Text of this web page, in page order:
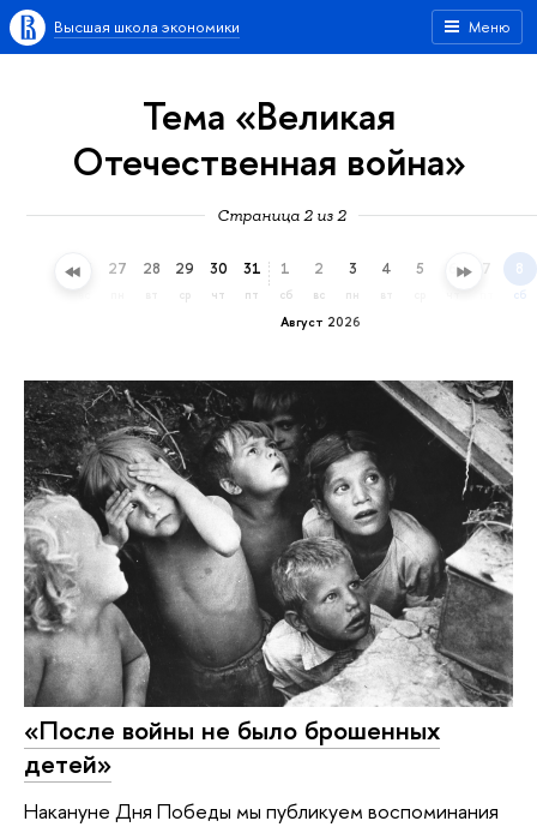
Меню
Высшая школа экономики
Тема «Великая
Отечественная война»
Страница 2 из 2
26 27 28 29
ср
30
чт
31
пт
Август 2026
1
сб
2
вс
3
пн
4 5 6 7 8
сб
«После войны не было брошенных
детей»
Накануне Дня Победы мы публикуем воспоминания